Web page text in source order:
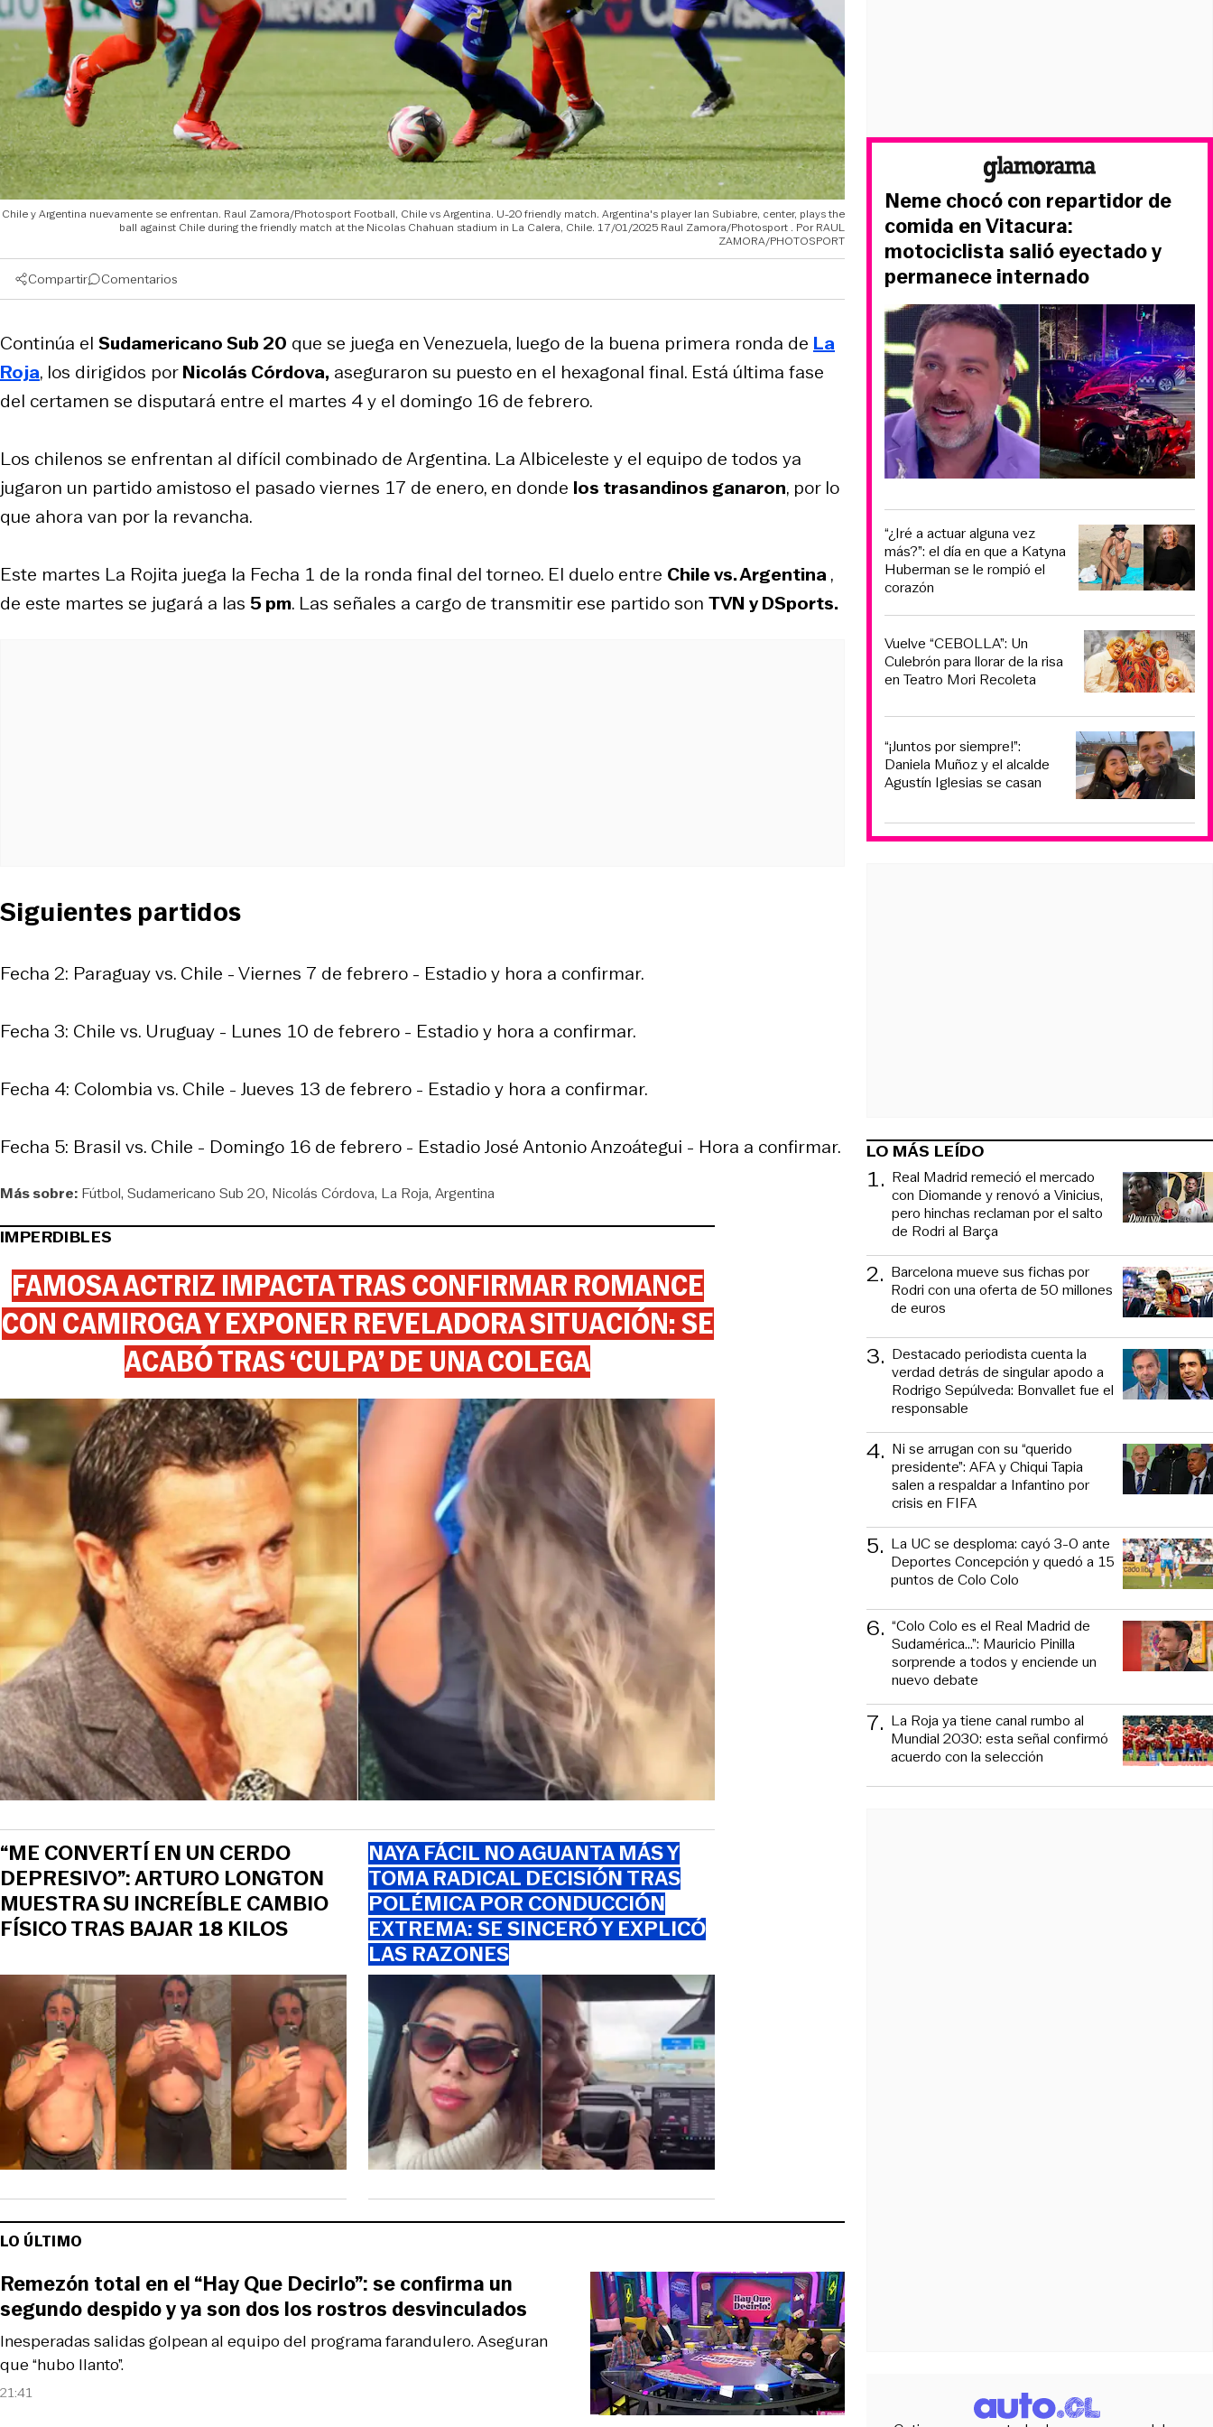
Chile y Argentina nuevamente se enfrentan. Raul Zamora/Photosport Football, Chile vs Argentina. U-20 friendly match. Argentina's player Ian Subiabre, center, plays the
ball against Chile during the friendly match at the Nicolas Chahuan stadium in La Calera, Chile. 17/01/2025 Raul Zamora/Photosport
RAUL
ZAMORA/PHOTOSPORT
Compartir Comentarios
Continúa el Sudamericano Sub 20 que se juega en Venezuela, luego de la buena primera ronda de La
Roja, los dirigidos porNicolás Córdova, aseguraron su puesto en el hexagonal final. Está última fase
del certamen se disputará entre el martes 4 y el domingo 16 de febrero.
Los chilenos se enfrentan al difícil combinado de Argentina. La Albiceleste y el equipo de todos ya
jugaron un partido amistoso el pasado viernes 17 de enero, en donde los trasandinos ganaron, por lo
que ahora van por la revancha.
Este martes La Rojita juega la Fecha 1 de la ronda final del torneo. El duelo entre Chile vs. Argentina,
de este martes se jugará a las 5 pm. Las señales a cargo de transmitir ese partido son TVN y DSports.
Siguientes partidos
Fecha 2: Paraguay vs. Chile - Viernes 7 de febrero - Estadio y hora a confirmar.
Fecha 3: Chile vs. Uruguay - Lunes 10 de febrero - Estadio y hora a confirmar.
Fecha 4: Colombia vs. Chile - Jueves 13 de febrero - Estadio y hora a confirmar.
Fecha 5: Brasil vs. Chile - Domingo 16 de febrero - Estadio José Antonio Anzoátegui - Hora a confirmar.
Más sobre: Fútbol Sudamericano Sub 20 Nicolás Córdova La Roja Argentina
IMPERDIBLES
FAMOSA ACTRIZ IMPACTA TRAS CONFIRMAR ROMANCE
CON CAMIROGA Y EXPONER REVELADORA SITUACIÓN: SE
ACABÓ TRAS ‘CULPA’ DE UNA COLEGA
“ME CONVERTÍ EN UN CERDO
DEPRESIVO”: ARTURO LONGTON
MUESTRA SU INCREÍBLE CAMBIO
FÍSICO TRAS BAJAR 18 KILOS
NAYA FÁCIL NO AGUANTA MÁS Y
TOMA RADICAL DECISIÓN TRAS
POLÉMICA POR CONDUCCIÓN
EXTREMA: SE SINCERÓ Y EXPLICÓ
LAS RAZONES
LO ÚLTIMO
21:41
Inesperadas salidas golpean al equipo del programa farandulero. Aseguran
que “hubo llanto”.
Remezón total en el “Hay Que Decirlo”: se confirma un
segundo despido y ya son dos los rostros desvinculados
Neme chocó con repartidor de
comida en Vitacura:
motociclista salió eyectado y
permanece internado
“¿Iré a actuar alguna vez
más?”: el día en que a Katyna
Huberman se le rompió el
corazón
Vuelve “CEBOLLA”: Un
Culebrón para llorar de la risa
en Teatro Mori Recoleta
“¡Juntos por siempre!”:
Daniela Muñoz y el alcalde
Agustín Iglesias se casan
LO MÁS LEÍDO
1. Real Madrid remeció el mercado
con Diomande y renovó a Vinicius,
pero hinchas reclaman por el salto
de Rodri al Barça
2. Barcelona mueve sus fichas por
Rodri con una oferta de 50 millones
de euros
3. Destacado periodista cuenta la
verdad detrás de singular apodo a
Rodrigo Sepúlveda: Bonvallet fue el
responsable
4. Ni se arrugan con su “querido
presidente”: AFA y Chiqui Tapia
salen a respaldar a Infantino por
crisis en FIFA
5. La UC se desploma: cayó 3-0 ante
Deportes Concepción y quedó a 15
puntos de Colo Colo
6. “Colo Colo es el Real Madrid de
Sudamérica…”: Mauricio Pinilla
sorprende a todos y enciende un
nuevo debate
7. La Roja ya tiene canal rumbo al
Mundial 2030: esta señal confirmó
acuerdo con la selección